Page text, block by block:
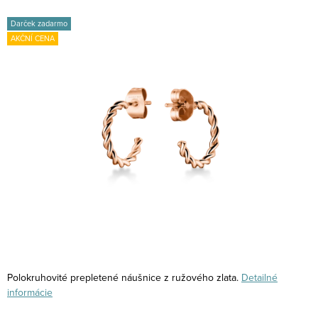
Darček zadarmo
AKČNÍ CENA
Polokruhovité prepletené náušnice z ružového zlata. Detailné
informácie